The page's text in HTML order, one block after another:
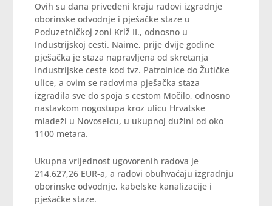
Ovih su dana privedeni kraju radovi izgradnje
oborinske odvodnje i pješačke staze u
Poduzetničkoj zoni Križ II., odnosno u
Industrijskoj cesti. Naime, prije dvije godine
pješačka je staza napravljena od skretanja
Industrijske ceste kod tvz. Patrolnice do Žutičke
ulice, a ovim se radovima pješačka staza
izgradila sve do spoja s cestom Močilo, odnosno
nastavkom nogostupa kroz ulicu Hrvatske
mladeži u Novoselcu, u ukupnoj dužini od oko
1100 metara.
Ukupna vrijednost ugovorenih radova je
214.627,26 EUR-a, a radovi obuhvaćaju izgradnju
oborinske odvodnje, kabelske kanalizacije i
pješačke staze.